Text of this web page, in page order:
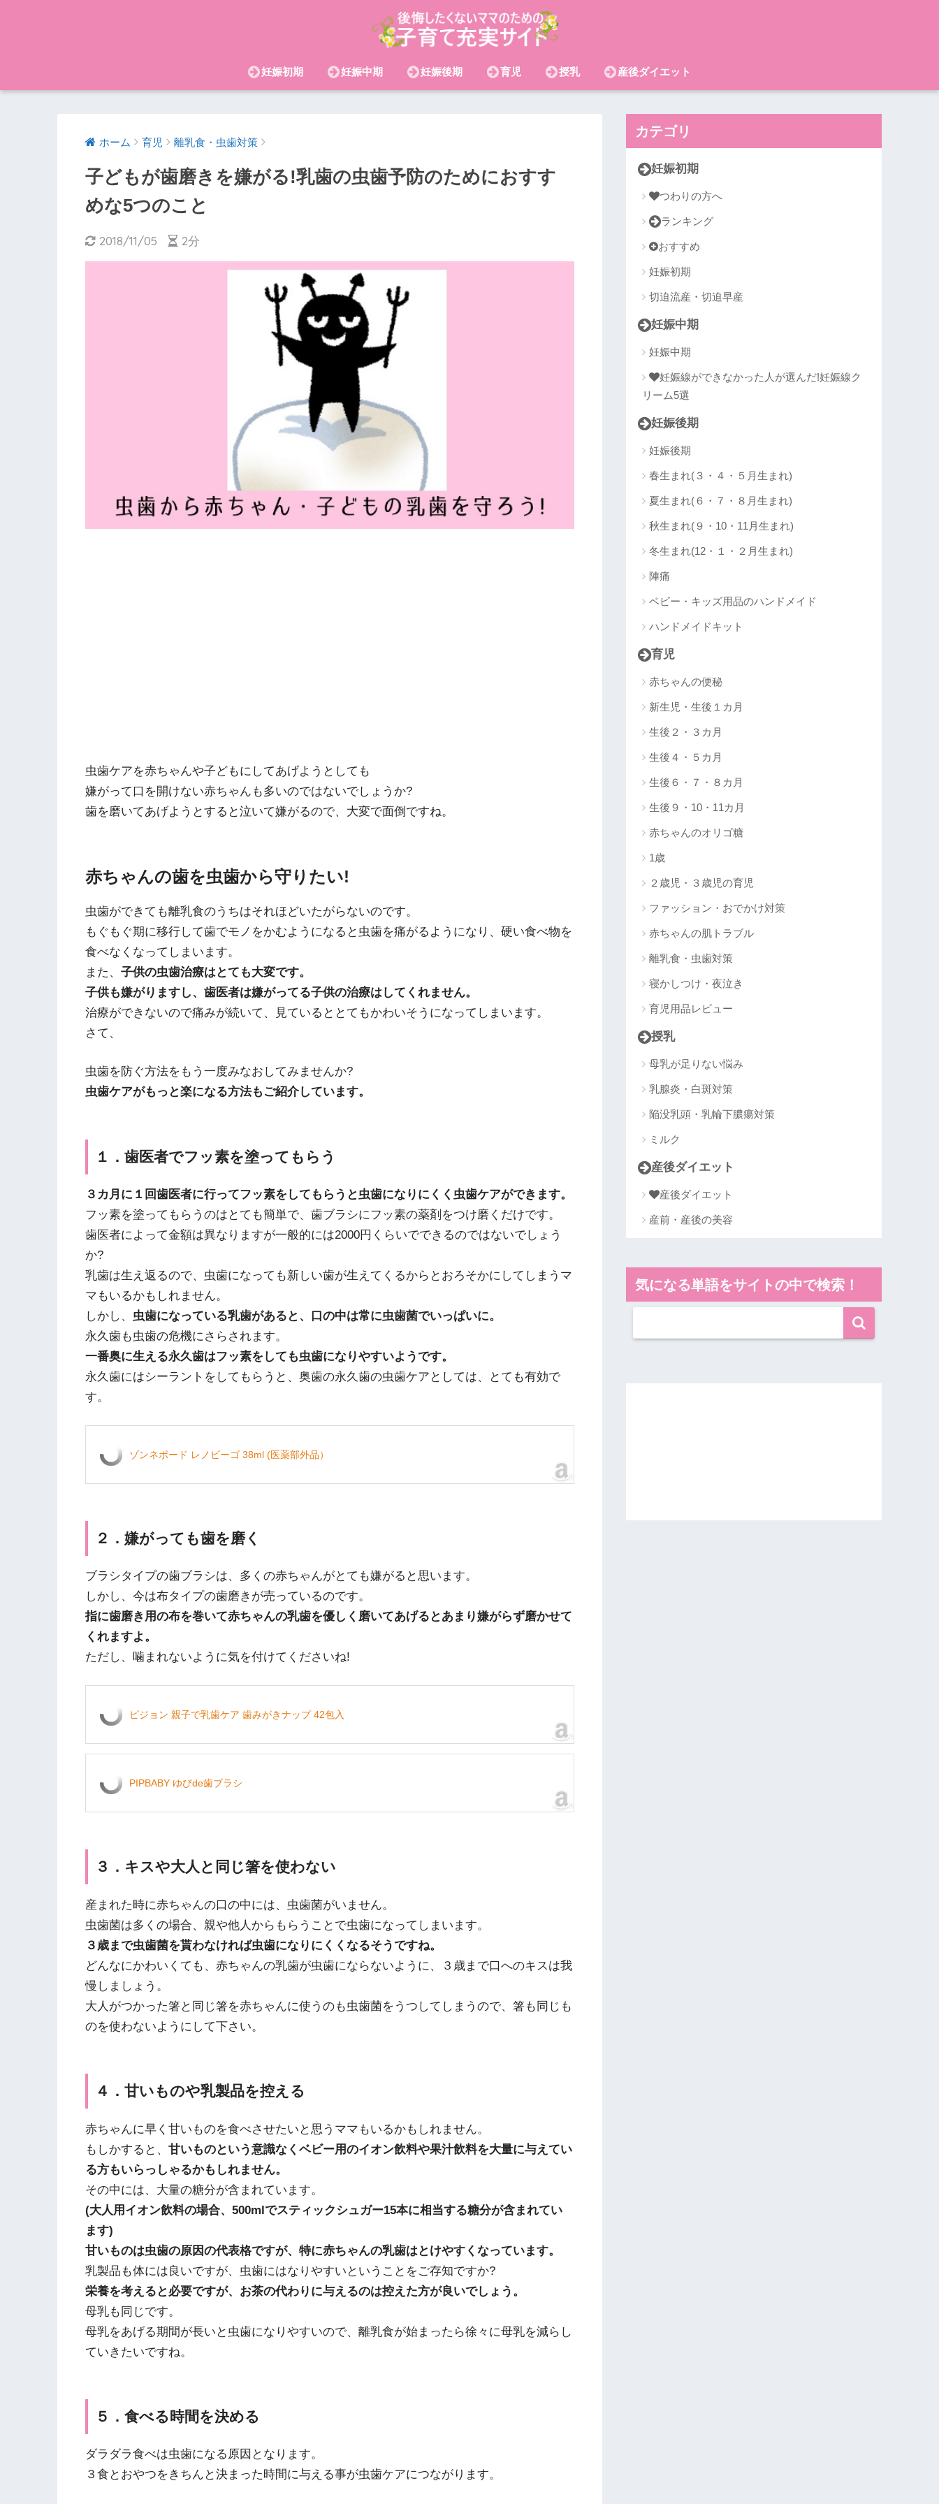
妊娠初期 妊娠中期 妊娠後期 育児 授乳 産後ダイエット
ホーム 育児 離乳食・虫歯対策
子どもが歯磨きを嫌がる!乳歯の虫歯予防のためにおすす
めな5つのこと
2018/11/05 2分
虫歯ケアを赤ちゃんや子どもにしてあげようとしても
嫌がって口を開けない赤ちゃんも多いのではないでしょうか?
歯を磨いてあげようとすると泣いて嫌がるので、大変で面倒ですね。
赤ちゃんの歯を虫歯から守りたい!
虫歯ができても離乳食のうちはそれほどいたがらないのです。
もぐもぐ期に移行して歯でモノをかむようになると虫歯を痛がるようになり、硬い食べ物を
食べなくなってしまいます。
また、 子供の虫歯治療はとても大変です。
子供も嫌がりますし、歯医者は嫌がってる子供の治療はしてくれません。
治療ができないので痛みが続いて、見ているととてもかわいそうになってしまいます。
さて、
虫歯を防ぐ方法をもう一度みなおしてみませんか?
虫歯ケアがもっと楽になる方法もご紹介しています。
１．歯医者でフッ素を塗ってもらう
３カ月に１回歯医者に行ってフッ素をしてもらうと虫歯になりにくく虫歯ケアができます。
フッ素を塗ってもらうのはとても簡単で、歯ブラシにフッ素の薬剤をつけ磨くだけです。
歯医者によって金額は異なりますが一般的には2000円くらいでできるのではないでしょう
か?
乳歯は生え返るので、虫歯になっても新しい歯が生えてくるからとおろそかにしてしまうマ
マもいるかもしれません。
しかし、 虫歯になっている乳歯があると、口の中は常に虫歯菌でいっぱいに。
永久歯も虫歯の危機にさらされます。
一番奥に生える永久歯はフッ素をしても虫歯になりやすいようです。
永久歯にはシーラントをしてもらうと、奥歯の永久歯の虫歯ケアとしては、とても有効で
す。
ゾンネボード レノビーゴ 38ml (医薬部外品）
２．嫌がっても歯を磨く
ブラシタイプの歯ブラシは、多くの赤ちゃんがとても嫌がると思います。
しかし、今は布タイプの歯磨きが売っているのです。
指に歯磨き用の布を巻いて赤ちゃんの乳歯を優しく磨いてあげるとあまり嫌がらず磨かせて
くれますよ。
ただし、噛まれないように気を付けてくださいね!
ピジョン 親子で乳歯ケア 歯みがきナップ 42包入
PIPBABY ゆびde歯ブラシ
３．キスや大人と同じ箸を使わない
産まれた時に赤ちゃんの口の中には、虫歯菌がいません。
虫歯菌は多くの場合、親や他人からもらうことで虫歯になってしまいます。
３歳まで虫歯菌を貰わなければ虫歯になりにくくなるそうですね。
どんなにかわいくても、赤ちゃんの乳歯が虫歯にならないように、３歳まで口へのキスは我
慢しましょう。
大人がつかった箸と同じ箸を赤ちゃんに使うのも虫歯菌をうつしてしまうので、箸も同じも
のを使わないようにして下さい。
４．甘いものや乳製品を控える
赤ちゃんに早く甘いものを食べさせたいと思うママもいるかもしれません。
もしかすると、 甘いものという意識なくベビー用のイオン飲料や果汁飲料を大量に与えてい
る方もいらっしゃるかもしれません。
その中には、大量の糖分が含まれています。
(大人用イオン飲料の場合、500mlでスティックシュガー15本に相当する糖分が含まれてい
ます)
甘いものは虫歯の原因の代表格ですが、特に赤ちゃんの乳歯はとけやすくなっています。
乳製品も体には良いですが、虫歯にはなりやすいということをご存知ですか?
栄養を考えると必要ですが、お茶の代わりに与えるのは控えた方が良いでしょう。
母乳も同じです。
母乳をあげる期間が長いと虫歯になりやすいので、離乳食が始まったら徐々に母乳を減らし
ていきたいですね。
５．食べる時間を決める
ダラダラ食べは虫歯になる原因となります。
３食とおやつをきちんと決まった時間に与える事が虫歯ケアにつながります。
カテゴリ
妊娠初期
つわりの方へ
ランキング
おすすめ
妊娠初期
切迫流産・切迫早産
妊娠中期
妊娠中期
妊娠線ができなかった人が選んだ!妊娠線ク
リーム5選
妊娠後期
妊娠後期
春生まれ(３・４・５月生まれ)
夏生まれ(６・７・８月生まれ)
秋生まれ(９・10・11月生まれ)
冬生まれ(12・１・２月生まれ)
陣痛
ベビー・キッズ用品のハンドメイド
ハンドメイドキット
育児
赤ちゃんの便秘
新生児・生後１カ月
生後２・３カ月
生後４・５カ月
生後６・７・８カ月
生後９・10・11カ月
赤ちゃんのオリゴ糖
1歳
２歳児・３歳児の育児
ファッション・おでかけ対策
赤ちゃんの肌トラブル
離乳食・虫歯対策
寝かしつけ・夜泣き
育児用品レビュー
授乳
母乳が足りない悩み
乳腺炎・白斑対策
陥没乳頭・乳輪下膿瘍対策
ミルク
産後ダイエット
産後ダイエット
産前・産後の美容
気になる単語をサイトの中で検索！